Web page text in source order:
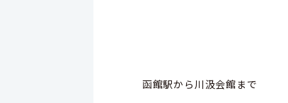
函館駅から川汲会館まで